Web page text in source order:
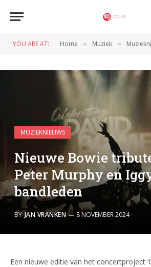
YOU ARE AT: Home » Muziek »
MUZIEKNIEUWS
Nieuwe Bowie
Peter Murphy en
bandleden
BY JAN VRANKEN 8 NOVEMBER 2024
Een nieuwe editie van het concertproject